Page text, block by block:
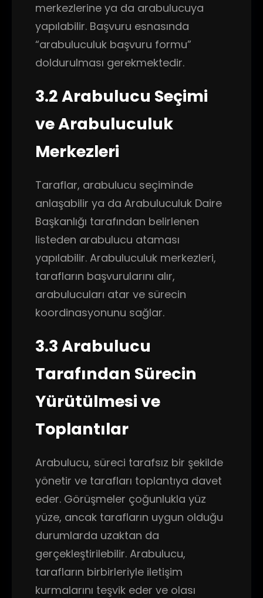
merkezlerine ya da arabulucuya
yapılabilir. Başvuru esnasında
“arabuluculuk başvuru formu”
doldurulması gerekmektedir.
3.2 Arabulucu Seçimi
ve Arabuluculuk
Merkezleri
Taraflar, arabulucu seçiminde
anlaşabilir ya da Arabuluculuk Daire
Başkanlığı tarafından belirlenen
listeden arabulucu ataması
yapılabilir. Arabuluculuk merkezleri,
tarafların başvurularını alır,
arabulucuları atar ve sürecin
koordinasyonunu sağlar.
3.3 Arabulucu
Tarafından Sürecin
Yürütülmesi ve
Toplantılar
Arabulucu, süreci tarafsız bir şekilde
yönetir ve tarafları toplantıya davet
eder. Görüşmeler çoğunlukla yüz
yüze, ancak tarafların uygun olduğu
durumlarda uzaktan da
gerçekleştirilebilir. Arabulucu,
tarafların birbirleriyle iletişim
kurmalarını teşvik eder ve olası